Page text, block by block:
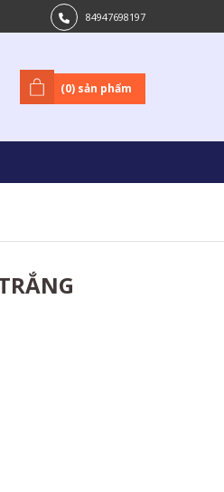
84947698197
(0) sản phẩm